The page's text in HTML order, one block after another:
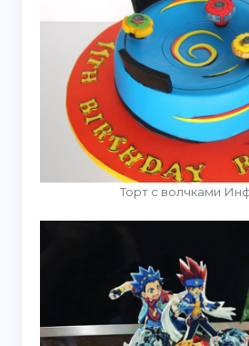
Торт с волчками